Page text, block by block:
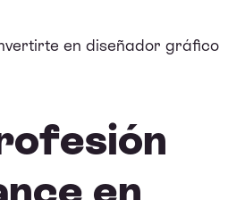
en diseñador gráfico
en